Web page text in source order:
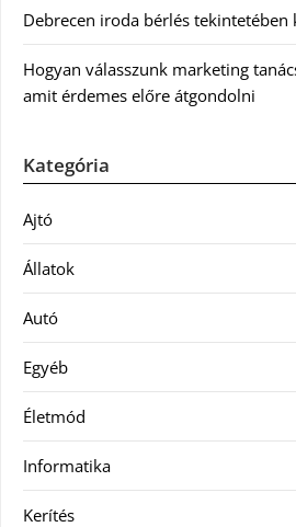
Debrecen iroda bérlés tekintetében
Hogyan válasszunk marketing
amit érdemes előre átgondolni
Kategória
Ajtó
Állatok
Autó
Egyéb
Életmód
Informatika
Kerítés